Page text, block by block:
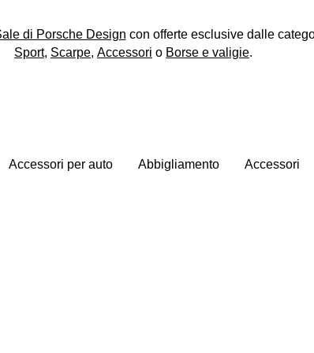
di Porsche Design con offerte esclusive dalle
Sport, Scarpe, Accessori o Borse e valigie.
Accessori per auto Abbigliamento Accessori